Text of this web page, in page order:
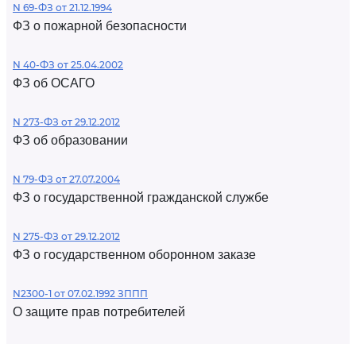
N 69-ФЗ от 21.12.1994
ФЗ о пожарной безопасности
N 40-ФЗ от 25.04.2002
ФЗ об ОСАГО
N 273-ФЗ от 29.12.2012
ФЗ об образовании
N 79-ФЗ от 27.07.2004
ФЗ о государственной гражданской службе
N 275-ФЗ от 29.12.2012
ФЗ о государственном оборонном заказе
N2300-1 от 07.02.1992 ЗППП
О защите прав потребителей